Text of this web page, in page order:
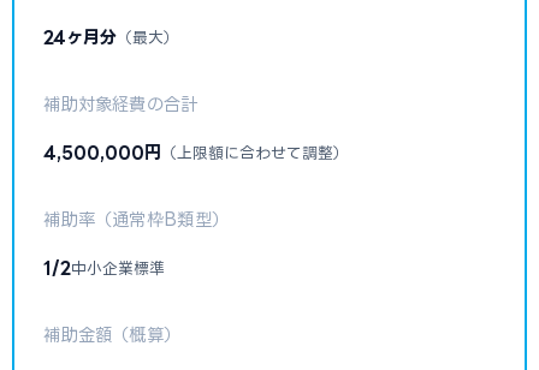
24ヶ月分 （最大）
補助対象経費の合計
4,500,000円 （上限額に合わせて調整）
補助率（通常枠B類型）
1/2中小企業標準
補助金額（概算）